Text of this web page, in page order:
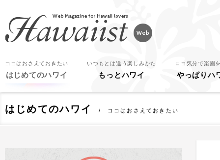
ココはおさえておきたい
はじめてのハワイ
いつもとは違う楽しみかた
もっとハワイ
ロコ気分で楽園
やっぱりハ
はじめてのハワイ ココはおさえておきたい